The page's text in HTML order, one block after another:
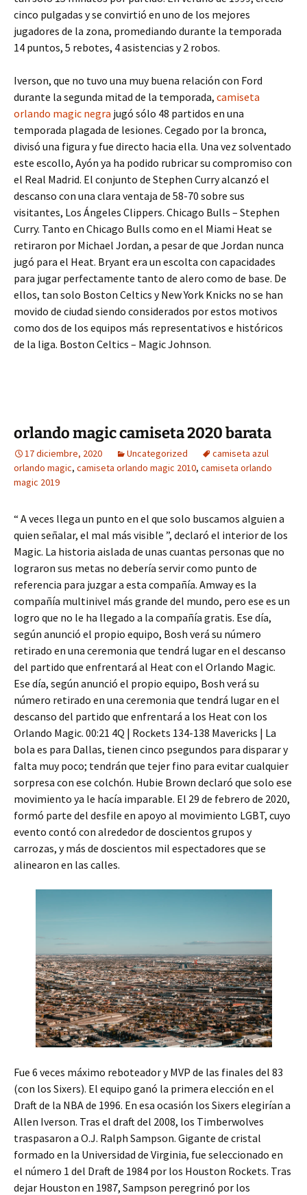
cinco pulgadas y se convirtió en uno de los mejores
jugadores de la zona, promediando durante la temporada
14 puntos, 5 rebotes, 4 asistencias y 2 robos.
Iverson, que no tuvo una muy buena relación con Ford
durante la segunda mitad de la temporada, camiseta
orlando magic negra jugó sólo 48 partidos en una
temporada plagada de lesiones. Cegado por la bronca,
divisó una figura y fue directo hacia ella. Una vez solventado
este escollo, Ayón ya ha podido rubricar su compromiso con
el Real Madrid. El conjunto de Stephen Curry alcanzó el
descanso con una clara ventaja de 58-70 sobre sus
visitantes, Los Ángeles Clippers. Chicago Bulls – Stephen
Curry. Tanto en Chicago Bulls como en el Miami Heat se
retiraron por Michael Jordan, a pesar de que Jordan nunca
jugó para el Heat. Bryant era un escolta con capacidades
para jugar perfectamente tanto de alero como de base. De
ellos, tan solo Boston Celtics y New York Knicks no se han
movido de ciudad siendo considerados por estos motivos
como dos de los equipos más representativos e históricos
de la liga. Boston Celtics – Magic Johnson.
orlando magic camiseta 2020 barata
17 diciembre, 2020 Uncategorized
camiseta azul
orlando magic, camiseta orlando magic 2010, camiseta orlando
magic 2019
“ A veces llega un punto en el que solo buscamos alguien a
quien señalar, el mal más visible ”, declaró el interior de los
Magic. La historia aislada de unas cuantas personas que no
lograron sus metas no debería servir como punto de
referencia para juzgar a esta compañía. Amway es la
compañía multinivel más grande del mundo, pero ese es un
logro que no le ha llegado a la compañía gratis. Ese día,
según anunció el propio equipo, Bosh verá su número
retirado en una ceremonia que tendrá lugar en el descanso
del partido que enfrentará al Heat con el Orlando Magic.
Ese día, según anunció el propio equipo, Bosh verá su
número retirado en una ceremonia que tendrá lugar en el
descanso del partido que enfrentará a los Heat con los
Orlando Magic. 00:21 4Q | Rockets 134-138 Mavericks | La
bola es para Dallas, tienen cinco psegundos para disparar y
falta muy poco; tendrán que tejer fino para evitar cualquier
sorpresa con ese colchón. Hubie Brown declaró que solo ese
movimiento ya le hacía imparable. El 29 de febrero de 2020,
formó parte del desfile en apoyo al movimiento LGBT, cuyo
evento contó con alrededor de doscientos grupos y
carrozas, y más de doscientos mil espectadores que se
alinearon en las calles.
Fue 6 veces máximo reboteador y MVP de las finales del 83
(con los Sixers). El equipo ganó la primera elección en el
Draft de la NBA de 1996. En esa ocasión los Sixers elegirían a
Allen Iverson. Tras el draft del 2008, los Timberwolves
traspasaron a O.J. Ralph Sampson. Gigante de cristal
formado en la Universidad de Virginia, fue seleccionado en
el número 1 del Draft de 1984 por los Houston Rockets. Tras
dejar Houston en 1987, Sampson peregrinó por los